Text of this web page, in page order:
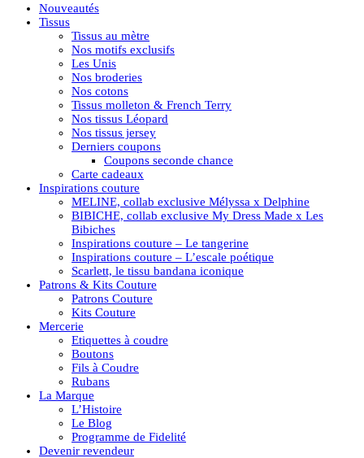
Nouveautés
Tissus
Tissus au mètre
Nos motifs exclusifs
Les Unis
Nos broderies
Nos cotons
Tissus molleton & French Terry
Nos tissus Léopard
Nos tissus jersey
Derniers coupons
Coupons seconde chance
Carte cadeaux
Inspirations couture
MELINE, collab exclusive Mélyssa x Delphine
BIBICHE, collab exclusive My Dress Made x Les
Bibiches
Inspirations couture – Le tangerine
Inspirations couture – L’escale poétique
Scarlett, le tissu bandana iconique
Patrons & Kits Couture
Patrons Couture
Kits Couture
Mercerie
Etiquettes à coudre
Boutons
Fils à Coudre
Rubans
La Marque
L’Histoire
Le Blog
Programme de Fidelité
Devenir revendeur